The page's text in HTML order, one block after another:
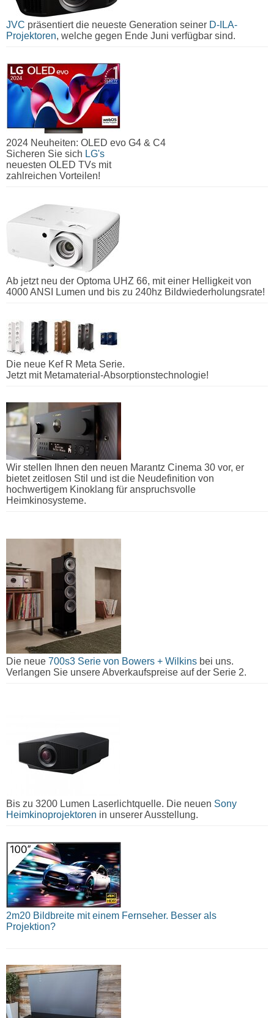
JVC präsentiert die neueste Generation seiner D-ILA-
Projektoren, welche gegen Ende Juni verfügbar sind.
2024 Neuheiten: OLED evo G4 & C4
Sicheren Sie sich LG's
neuesten OLED TVs mit
zahlreichen Vorteilen!
Ab jetzt neu der Optoma UHZ 66, mit einer Helligkeit von
4000 ANSI Lumen und bis zu 240hz Bildwiederholungsrate!
Die neue Kef R Meta Serie.
Jetzt mit Metamaterial-Absorptionstechnologie!
Wir stellen Ihnen den neuen Marantz Cinema 30 vor, er
bietet zeitlosen Stil und ist die Neudefinition von
hochwertigem Kinoklang für anspruchsvolle
Heimkinosysteme.
Die neue 700s3 Serie von Bowers + Wilkins bei uns.
Verlangen Sie unsere Abverkaufspreise auf der Serie 2.
Bis zu 3200 Lumen Laserlichtquelle. Die neuen Sony
Heimkinoprojektoren in unserer Ausstellung.
2m20 Bildbreite mit einem Fernseher. Besser als
Projektion?